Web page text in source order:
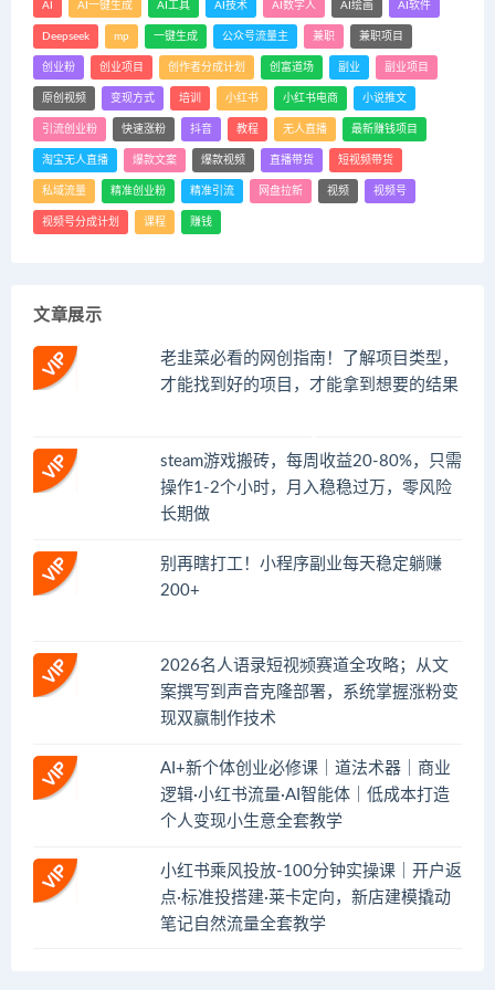
AI AI一键生成 AI工具 AI技术 AI数字人 AI绘画 AI软件
Deepseek mp 一键生成 公众号流量主 兼职 兼职项目
创业粉 创业项目 创作者分成计划 创富道场 副业 副业项目
原创视频 变现方式 培训 小红书 小红书电商 小说推文
引流创业粉 快速涨粉 抖音 教程 无人直播 最新赚钱项目
淘宝无人直播 爆款文案 爆款视频 直播带货 短视频带货
私域流量 精准创业粉 精准引流 网盘拉新 视频 视频号
视频号分成计划 课程 赚钱
文章展示
老韭菜必看的网创指南！了解项目类型，
才能找到好的项目，才能拿到想要的结果
steam游戏搬砖，每周收益20-80%，只需
操作1-2个小时，月入稳稳过万，零风险
长期做
别再瞎打工！小程序副业每天稳定躺赚
200+
2026名人语录短视频赛道全攻略；从文
案撰写到声音克隆部署，系统掌握涨粉变
现双赢制作技术
AI+新个体创业必修课｜道法术器｜商业
逻辑·小红书流量·AI智能体｜低成本打造
个人变现小生意全套教学
小红书乘风投放-100分钟实操课｜开户返
点·标准投搭建·莱卡定向，新店建模撬动
笔记自然流量全套教学